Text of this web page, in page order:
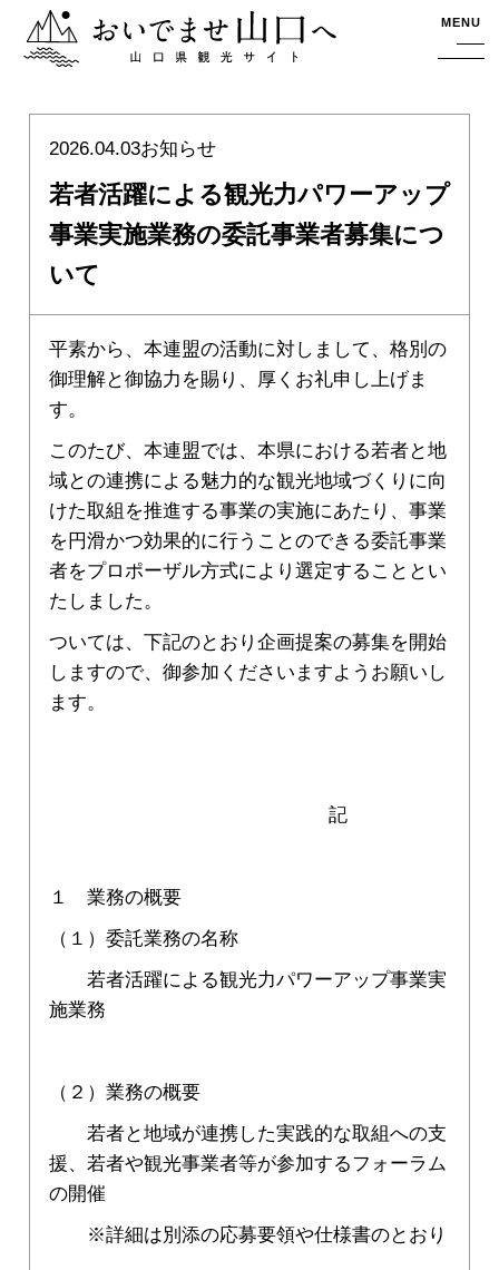
おいでませ山口へー山口県観光サイト MENU
若者活躍による観光力パワーアップ
事業実施業務の委託事業者募集につ
いて
2026.04.03お知らせ
平素から、本連盟の活動に対しまして、格別の
御理解と御協力を賜り、厚くお礼申し上げま
す。
このたび、本連盟では、本県における若者と地
域との連携による魅力的な観光地域づくりに向
けた取組を推進する事業の実施にあたり、事業
を円滑かつ効果的に行うことのできる委託事業
者をプロポーザル方式により選定することとい
たしました。
ついては、下記のとおり企画提案の募集を開始
しますので、御参加くださいますようお願いし
ます。
記
１ 業務の概要
（１）委託業務の名称
若者活躍による観光力パワーアップ事業実
施業務
（２）業務の概要
若者と地域が連携した実践的な取組への支
援、若者や観光事業者等が参加するフォーラム
の開催
※詳細は別添の応募要領や仕様書のとおり